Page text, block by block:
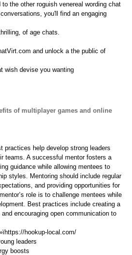
the other roguish venereal wording chat
you'll find an engaging
of age chats.
and unlock a the public of
wish devise you wanting
of multiplayer games and online
practices help develop strong leaders
teams. A successful mentor fosters a
guidance while allowing mentees to
styles. Mentoring should include regular
and providing opportunities for
role is to challenge mentees while
Best practices include creating a
encouraging open communication to
hookup-local.com/
leaders
boosts